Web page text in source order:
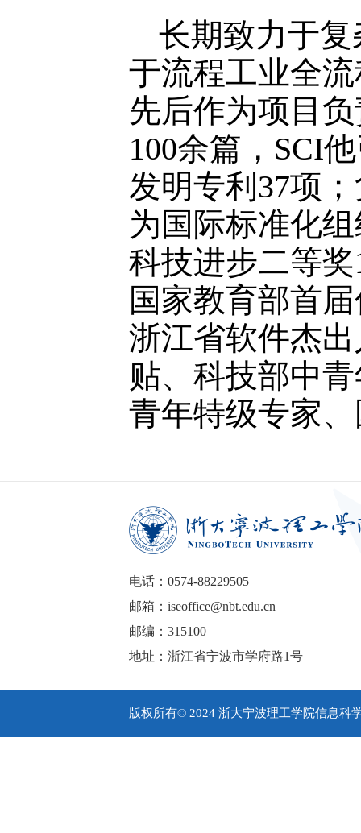
长期致力于
于流程工业全
先后作为项目
100余篇，SCI
发明专利37项
为国际标准化
科技进步二等
国家教育部首
浙江省软件杰
贴、科技部中
青年特级专家
电话：0574-88229505
邮箱：iseoffice@nbt.edu.cn
邮编：315100
地址：浙江省宁波市学府路1号
版权所有© 2024 浙大宁波理工学院信息科